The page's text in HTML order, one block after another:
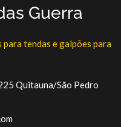
Guerra
tendas e galpões para
Quitauna/São Pedro